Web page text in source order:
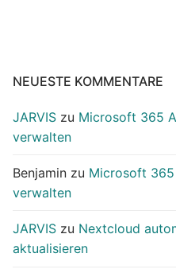
NEUESTE KOMMENTARE
JARVIS zu Microsoft 365
verwalten
Benjamin zu Microsoft
verwalten
JARVIS zu Nextcloud
aktualisieren